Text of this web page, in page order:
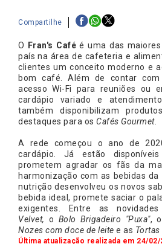
Compartilhe
O Fran's Café é uma das
país na área de cafeteria e
clientes um conceito moderno e
bom café. Além de contar com
acesso Wi-Fi para reuniões ou
cardápio variado e
também disponibilizam
destaques para os Cafés Gourmet.
A rede começou o ano de
cardápio. Já estão
prometem agradar os fãs da
harmonização com as bebidas
nutrição desenvolveu os novos
bebida ideal, promete saciar o
exigentes. Entre as
Velvet, o Bolo Brigadeiro "Puxa", o
Nozes com doce de leite e as
Última atualização realizada em 24/02/